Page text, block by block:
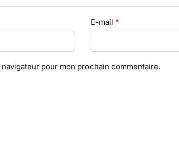
E-mail *
pour mon prochain commentaire.